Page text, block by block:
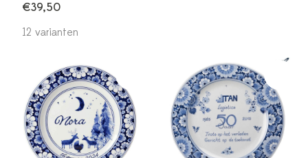
€39,50
12 varianten